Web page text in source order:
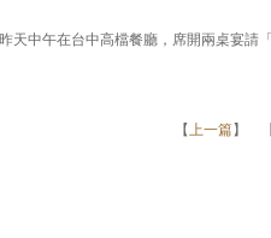
天中午在台中高檔餐廳，席開兩桌宴請
【上一篇】